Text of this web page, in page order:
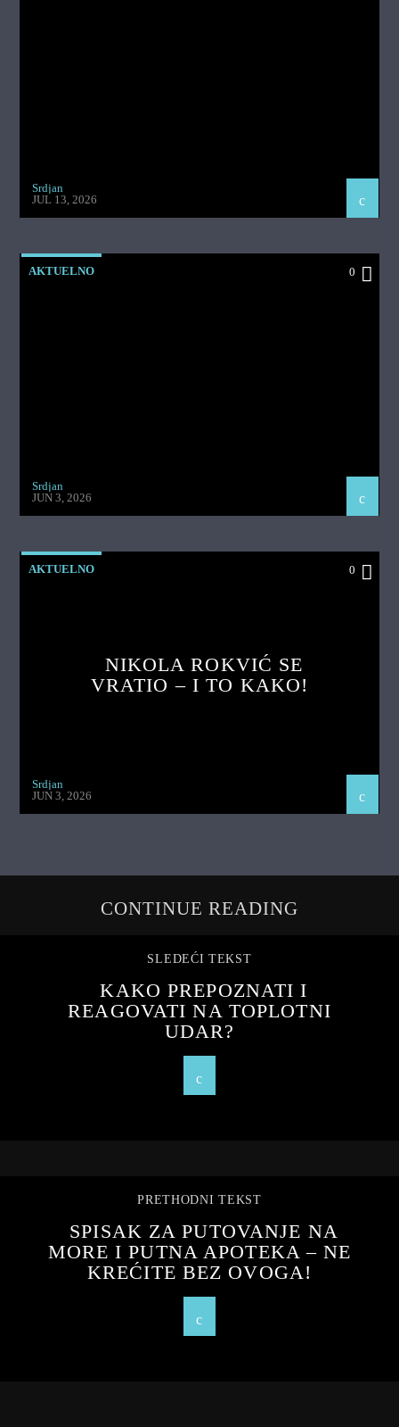
Srdjan
JUL 13, 2026
AKTUELNO 0
Srdjan
JUN 3, 2026
AKTUELNO 0
NIKOLA ROKVIĆ SE
VRATIO – I TO KAKO!
Srdjan
JUN 3, 2026
CONTINUE READING
SLEDEĆI TEKST
KAKO PREPOZNATI I
REAGOVATI NA TOPLOTNI
UDAR?
PRETHODNI TEKST
SPISAK ZA PUTOVANJE NA
MORE I PUTNA APOTEKA – NE
KREĆITE BEZ OVOGA!